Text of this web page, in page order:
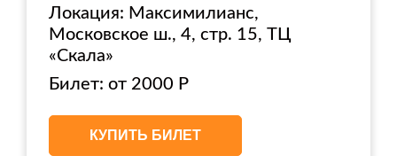
Локация: Максимилианс,
Московское ш., 4, стр. 15, ТЦ
«Скала»
Билет: от 2000 Р
КУПИТЬ БИЛЕТ